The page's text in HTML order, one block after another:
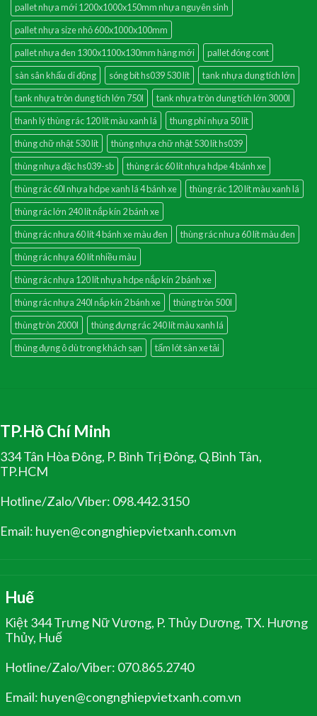
pallet nhựa mới 1200x1000x150mm nhựa nguyên sinh
pallet nhựa size nhỏ 600x1000x100mm
pallet nhựa đen 1300x1100x130mm hàng mới
pallet đóng cont
sàn sân khấu di động
sóng bít hs039 530 lít
tank nhựa dung tích lớn
tank nhựa tròn dung tích lớn 750l
tank nhựa tròn dung tích lớn 3000l
thanh lý thùng rác 120 lít màu xanh lá
thung phi nhựa 50 lít
thùng chữ nhật 530 lít
thùng nhựa chữ nhật 530 lít hs039
thùng nhựa đặc hs039-sb
thùng rác 60 lít nhựa hdpe 4 bánh xe
thùng rác 60l nhựa hdpe xanh lá 4 bánh xe
thùng rác 120 lít màu xanh lá
thùng rác lớn 240 lít nắp kín 2 bánh xe
thùng rác nhưa 60 lít 4 bánh xe màu đen
thùng rác nhưa 60 lít màu đen
thùng rác nhựa 60 lít nhiều màu
thùng rác nhựa 120 lít nhựa hdpe nắp kín 2 bánh xe
thùng rác nhựa 240l nắp kín 2 bánh xe
thùng tròn 500l
thùng tròn 2000l
thùng đựng rác 240 lít màu xanh lá
thùng đựng ô dù trong khách sạn
tấm lót sàn xe tải
TP.Hồ Chí Minh
334 Tân Hòa Đông, P. Bình Trị Đông, Q.Bình Tân,
TP.HCM
Hotline/Zalo/Viber: 098.442.3150
Email: huyen@congnghiepvietxanh.com.vn
Huế
Kiệt 344 Trưng Nữ Vương, P. Thủy Dương, TX. Hương
Thủy, Huế
Hotline/Zalo/Viber: 070.865.2740
Email: huyen@congnghiepvietxanh.com.vn